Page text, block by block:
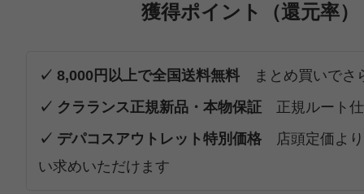
獲得ポイント（還元率）
✓ 8,000円以上で全国送料無料 まとめ買いでさ
✓ クラランス正規新品・本物保証 正規ルート
✓ デパコスアウトレット特別価格 店頭定価よ
い求めいただけます